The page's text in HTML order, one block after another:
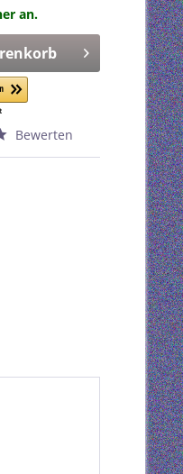
an.
Bewerten